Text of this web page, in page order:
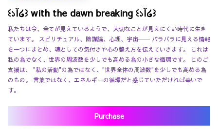
꒰১Ï໒꒱ with the dawn breaking ꒰১Ï໒꒱
私たちは今、全てが見えているようで、大切なことが見えにくい時代に生き
ています。 スピリチュアル、陰謀論、心理、宇宙── バラバラに見える情報
を一つにまとめ、魂としての気付きや心の整え方を伝えていきます。 これは
私の為でなく、世界の周波数を少しでも高める為の小さな循環です。 このご
支援は、 "私の活動"の為ではなく、"世界全体の周波数"を少しでも高める為
のもの。 言葉ではなく、エネルギーの循環だと感じていただければ幸いで
す。
Purchase